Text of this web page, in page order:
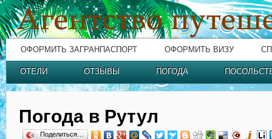
ОФОРМИТЬ ЗАГРАНПАСПОРТ ОФОРМИТЬ ВИЗУ
ОТЕЛИ ОТЗЫВЫ ПОГОДА
Погода в Рутул
Поделиться…